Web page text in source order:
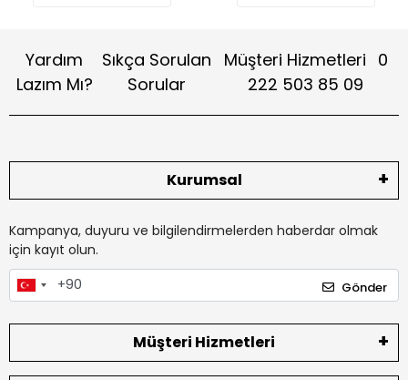
Yardım
Lazım Mı?
Sıkça Sorulan
Sorular
Müşteri Hizmetleri 0
222 503 85 09
Kurumsal
Kampanya, duyuru ve bilgilendirmelerden haberdar olmak
için kayıt olun.
Gönder
Müşteri Hizmetleri